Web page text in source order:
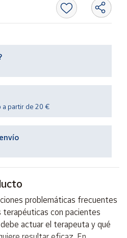
a partir de 20 €
problemáticas frecuentes
terapéuticas con pacientes
actuar el terapeuta y qué